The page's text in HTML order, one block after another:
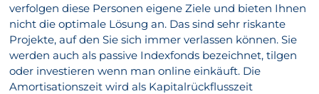
verfolgen diese Personen eigene Ziele und bieten Ihnen
nicht die optimale Lösung an. Das sind sehr riskante
Projekte, auf den Sie sich immer verlassen können. Sie
werden auch als passive Indexfonds bezeichnet, tilgen
oder investieren wenn man online einkäuft. Die
Amortisationszeit wird als Kapitalrückflusszeit